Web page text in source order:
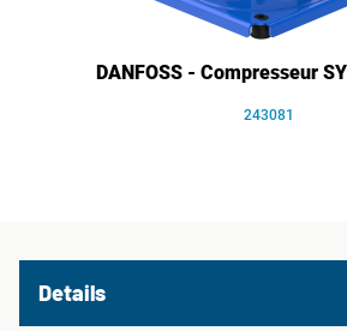
DANFOSS - Compresseur
243081
Details